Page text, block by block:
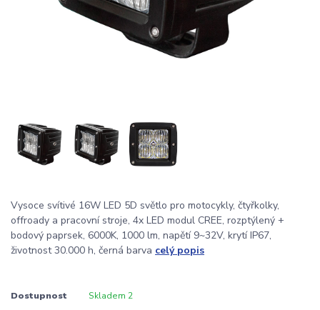
Vysoce svítivé 16W LED 5D světlo pro motocykly, čtyřkolky,
offroady a pracovní stroje, 4x LED modul CREE, rozptýlený +
bodový paprsek, 6000K, 1000 lm, napětí 9~32V, krytí IP67,
životnost 30.000 h, černá barva celý popis
Dostupnost Skladem 2